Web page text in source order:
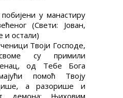
у манастиру
(Свети: Јован,
и остали)
Твоји Господе,
су примили
од Тебе Бога
помоћ Твоју
а разорише и
демона: Њиховим